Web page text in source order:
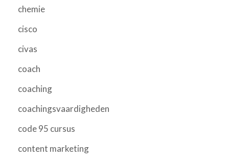
chemie
cisco
civas
coach
coaching
coachingsvaardigheden
code 95 cursus
content marketing